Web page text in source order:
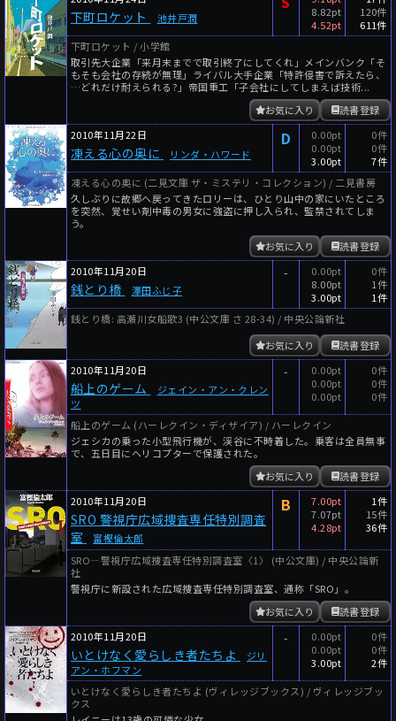
下町ロケット 池井戸潤
8.82pt
4.52pt
120件
611件
下町ロケット / 小学館
取引先大企業「来月末までで取引終了にしてくれ」メインバンク「そ
もそも会社の存続が無理」ライバル大手企業「特許侵害で訴えたら、
…どれだけ耐えられる?」帝国重工「子会社にしてしまえば技術...
読書登録
お気に入り
2010年11月22日
凍える心の奥に リンダ・ハワード
D
0.00pt
0.00pt
3.00pt
0件
0件
7件
凍える心の奥に (二見文庫 ザ・ミステリ・コレクション) / 二見書房
久しぶりに故郷へ戻ってきたロリーは、ひとり山中の家にいたところ
を突然、覚せい剤中毒の男女に強盗に押し入られ、監禁されてしま
う。
読書登録
お気に入り
2010年11月20日
銭とり橋 澤田ふじ子
-
0.00pt
8.00pt
3.00pt
0件
1件
1件
銭とり橋: 高瀬川女船歌3 (中公文庫 さ 28-34) / 中央公論新社
読書登録
お気に入り
2010年11月20日
船上のゲーム
ジェイン・アン・クレン
ツ
-
0.00pt
0.00pt
0.00pt
0件
0件
0件
船上のゲーム (ハーレクイン・ディザイア) / ハーレクイン
ジェシカの乗った小型飛行機が、渓谷に不時着した。乗客は全員無事
で、五日目にヘリコプターで保護された。
読書登録
お気に入り
2010年11月20日
SRO 警視庁広域捜査専任特別調査
室
富樫倫太郎
B
7.00pt
7.07pt
4.28pt
1件
15件
36件
SRO―警視庁広域捜査専任特別調査室〈1〉 (中公文庫) / 中央公論新
社
警視庁に新設された広域捜査専任特別調査室、通称「SRO」。
読書登録
お気に入り
2010年11月20日
いとけなく愛らしき者たちよ
ジリ
アン・ホフマン
-
0.00pt
0.00pt
3.00pt
0件
0件
2件
いとけなく愛らしき者たちよ (ヴィレッジブックス) / ヴィレッジブッ
クス